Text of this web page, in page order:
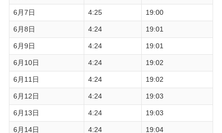
6月7日 4:25 19:00
6月8日 4:24 19:01
6月9日 4:24 19:01
6月10日 4:24 19:02
6月11日 4:24 19:02
6月12日 4:24 19:03
6月13日 4:24 19:03
6月14日 4:24 19:04